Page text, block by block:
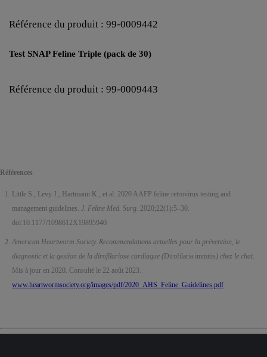
Référence du produit : 99-0009442
Test SNAP Feline Triple (pack de 30)
Référence du produit : 99-0009443
Références
Little S., Levy J., Hartmann K., et al. 2020 AAFP feline retrovirus testing and
management guidelines. J. Feline Med. Surg. 2020;22(1):5–30.
doi:10.1177/1098612X19895940
American Heartworm Society. Recommandations actuelles pour la prévention, le
diagnostic et la gestion de la dirofilariose cardiaque (Dirofilaria immitis ) chez le chat.
Mis à jour en 2020. Consulté le 22 août 2023.
www.heartwormsociety.org/images/pdf/2020_AHS_Feline_Guidelines.pdf